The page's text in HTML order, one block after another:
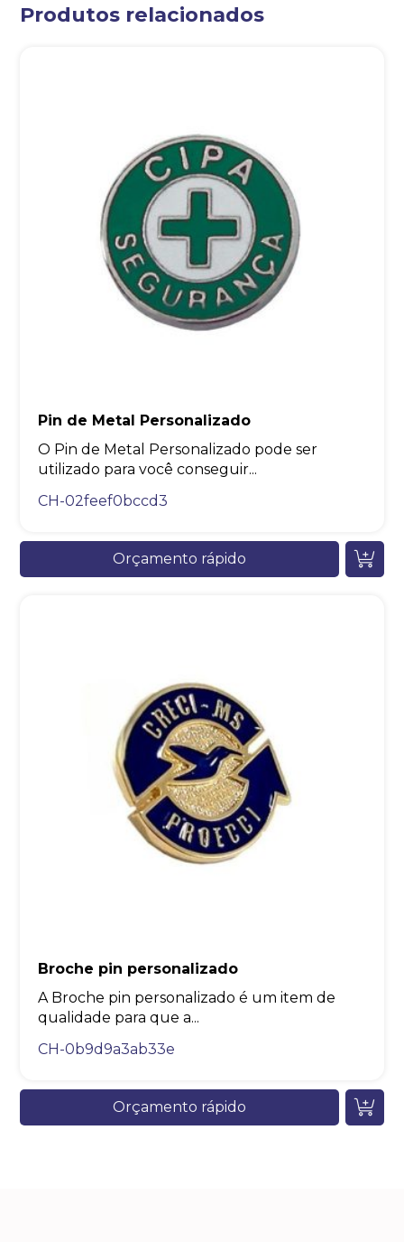
Produtos relacionados
Pin de Metal Personalizado
O Pin de Metal Personalizado pode ser
utilizado para você conseguir...
CH-02feef0bccd3
Orçamento rápido
Broche pin personalizado
A Broche pin personalizado é um item de
qualidade para que a...
CH-0b9d9a3ab33e
Orçamento rápido